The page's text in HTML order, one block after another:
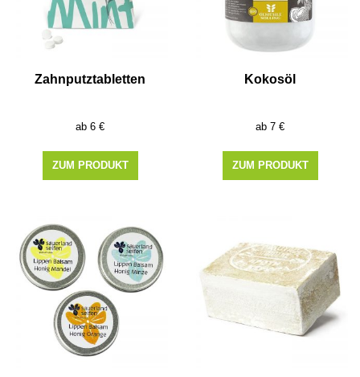
Zahnputztabletten
6 €
ZUM PRODUKT
Kokosöl
7 €
ZUM PRODUKT